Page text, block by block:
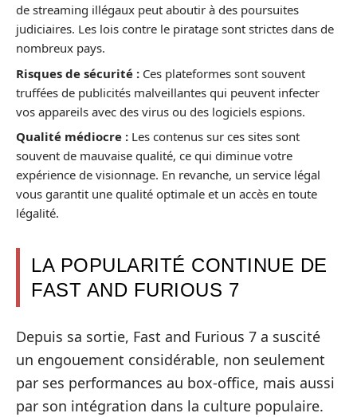
de streaming illégaux peut aboutir à des poursuites
judiciaires. Les lois contre le piratage sont strictes dans de
nombreux pays.
Risques de sécurité : Ces plateformes sont souvent
truffées de publicités malveillantes qui peuvent infecter
vos appareils avec des virus ou des logiciels espions.
Qualité médiocre : Les contenus sur ces sites sont
souvent de mauvaise qualité, ce qui diminue votre
expérience de visionnage. En revanche, un service légal
vous garantit une qualité optimale et un accès en toute
légalité.
LA POPULARITÉ CONTINUE DE
FAST AND FURIOUS 7
Depuis sa sortie, Fast and Furious 7 a suscité
un engouement considérable, non seulement
par ses performances au box-office, mais aussi
par son intégration dans la culture populaire.